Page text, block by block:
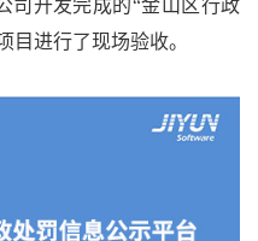
司开发完成的“金山区行政
目进行了现场验收。